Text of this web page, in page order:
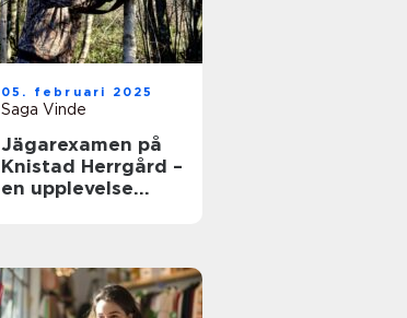
05. februari 2025
Saga Vinde
Jägarexamen på
Knistad Herrgård –
en upplevelse